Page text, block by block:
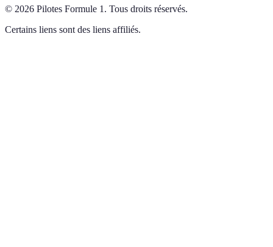
© 2026 Pilotes Formule 1 . Tous droits réservés.
Certains liens sont des liens affiliés.